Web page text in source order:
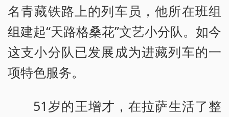
名青藏铁路上的列车员，他所在班组
组建起“天路格桑花”文艺小分队。如今
这支小分队已发展成为进藏列车的一
项特色服务。
51岁的王增才，在拉萨生活了整